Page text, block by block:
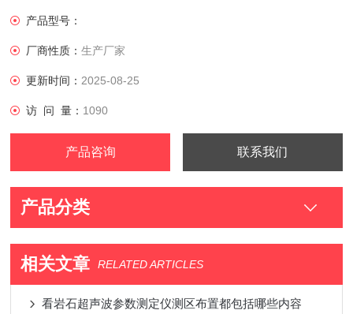
并与其处于同一水平面上。
产品型号：
厂商性质：生产厂家
更新时间： 2025-08-25
访 问 量： 1090
产品咨询 联系我们
产品分类
相关文章 RELATED ARTICLES
看岩石超声波参数测定仪测区布置都包括哪些内容